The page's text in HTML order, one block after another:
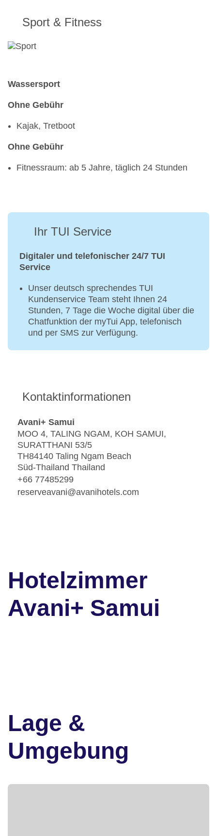
Sport & Fitness
Wassersport
Ohne Gebühr
Kajak, Tretboot
Ohne Gebühr
Fitnessraum: ab 5 Jahre, täglich 24 Stunden
Ihr TUI Service
Digitaler und telefonischer 24/7 TUI
Service
Unser deutsch sprechendes TUI
Kundenservice Team steht Ihnen 24
Stunden, 7 Tage die Woche digital über die
Chatfunktion der myTui App, telefonisch
und per SMS zur Verfügung.
Kontaktinformationen
Avani+ Samui
MOO 4, TALING NGAM, KOH SAMUI,
SURATTHANI 53/5
TH84140 Taling Ngam Beach
Süd-Thailand Thailand
+66 77485299
reserveavani@avanihotels.com
Hotelzimmer
Avani+ Samui
Lage &
Umgebung